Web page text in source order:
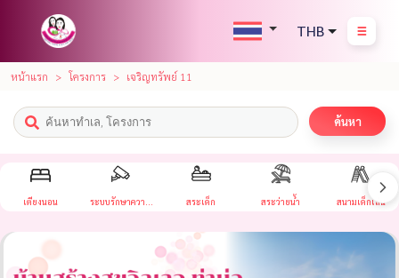
THB
หน้าแรก โครงการ เจริญทรัพย์ 11
ค้นหา
เตียงนอน ระบบรักษาความ สระเด็ก สระว่ายน้ำ สนามเด็กเล่น